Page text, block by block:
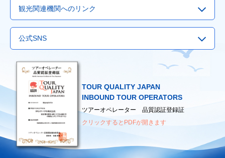
▶観光庁
▶国土交通省
▶厚生労働省
（海外へ渡航されるみなさまへ）
観光関連機関へのリンク
▶国際観光サービスセンター
▶日本観光振興協会
▶日本地図センター
公式SNS
TOUR QUALITY JAPAN
INBOUND TOUR OPERATORS
ツアーオペレーター 品質認証登録証
クリックするとPDFが開きます